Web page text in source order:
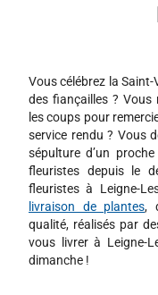
Vous célébrez la
des fiançailles ?
les coups pour
service rendu ? Vous
sépulture d’un
fleuristes depuis le
fleuristes à Leigne-
livraison de plantes,
qualité, réalisés par
vous livrer à Leigne-
dimanche !